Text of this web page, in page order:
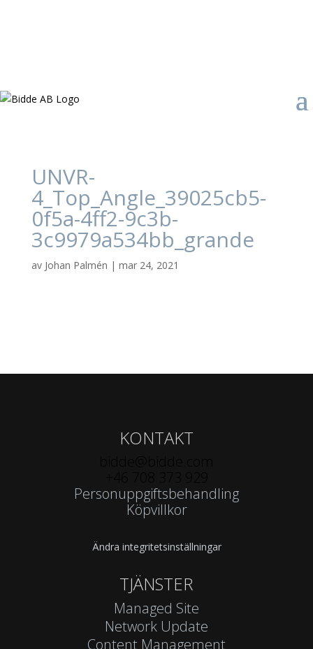
UNVR-
4_Top_Angle_39025cb5-
0f5a-4ff2-9c3b-
3c9979a534bb_grande
av Johan Palmén | mar 24, 2021
KONTAKT
Personuppgiftsbehandling
Köpvillkor
Ändra integritetsinställningar
TJÄNSTER
Managed Site
Network Update
Content Management